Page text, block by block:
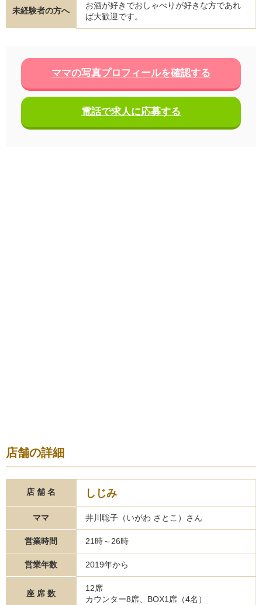
未経験者の方へ
お酒が好きでおしゃべりが好きな方であれ
ば大歓迎です。
ママの写真プロフィールを確認する
電話で求人に応募する
店舗の詳細
店 舗 名 しじみ
ママ 井川聡子（いがわ さとこ）さん
営業時間 21時～26時
営業年数 2019年から
座 席 数
12席
カウンター8席、BOX1席（4名）